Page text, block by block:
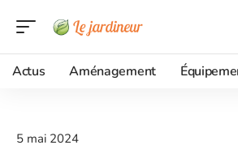
Actus Aménagement
5 mai 2024